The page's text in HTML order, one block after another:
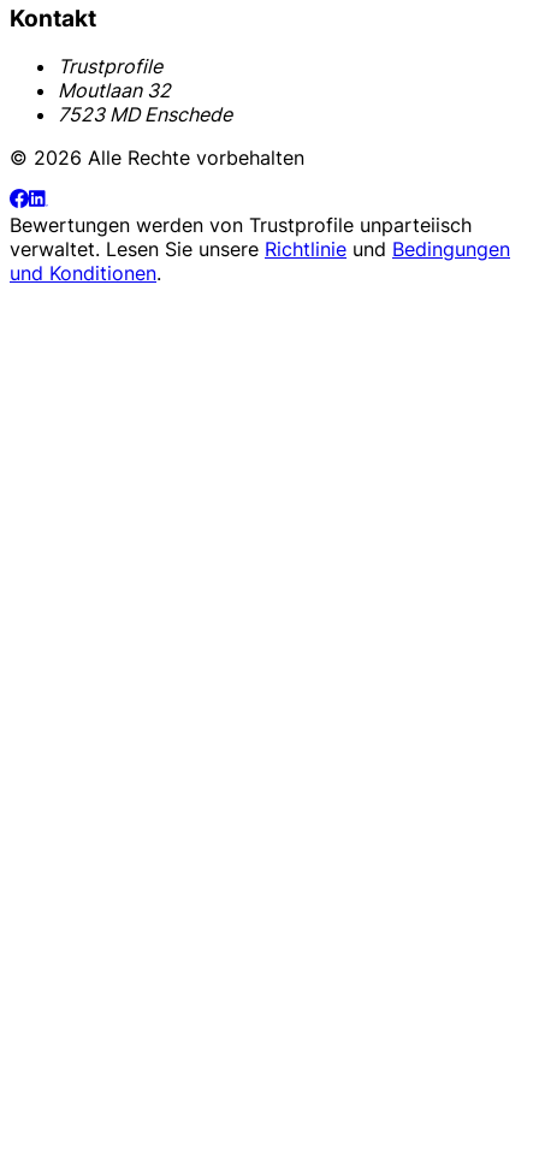
Kontakt
Trustprofile
Moutlaan 32
7523 MD Enschede
© 2026 Alle Rechte vorbehalten
Bewertungen werden von Trustprofile unparteiisch
verwaltet. Lesen Sie unsere Richtlinie und Bedingungen
und Konditionen.